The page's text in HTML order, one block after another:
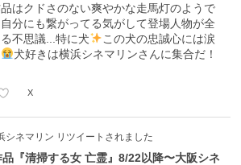
はクドさのない爽やかな走馬灯のようで
分にも繋がってる気がして登場人物が全
不思議...特に犬
この犬の忠誠心には涙
犬好きは横浜シネマリンさんに集合だ！
X
シネマリン リツイートされました
『清掃する女 亡霊』8/22以降〜大阪シネ